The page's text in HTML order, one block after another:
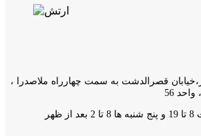
قصرالدشت به سمت چهارراه ملاصدرا ،